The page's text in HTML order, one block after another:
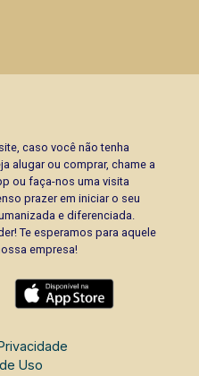
caso você não tenha
alugar ou comprar, chame a
ou faça-nos uma visita
prazer em iniciar o seu
e diferenciada.
Te esperamos para aquele
empresa!
Uso